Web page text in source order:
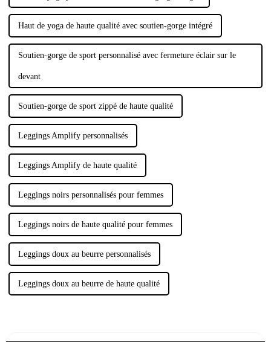
Haut de yoga de haute qualité avec soutien-gorge intégré
Soutien-gorge de sport personnalisé avec fermeture éclair sur le
devant
Soutien-gorge de sport zippé de haute qualité
Leggings Amplify personnalisés
Leggings Amplify de haute qualité
Leggings noirs personnalisés pour femmes
Leggings noirs de haute qualité pour femmes
Leggings doux au beurre personnalisés
Leggings doux au beurre de haute qualité